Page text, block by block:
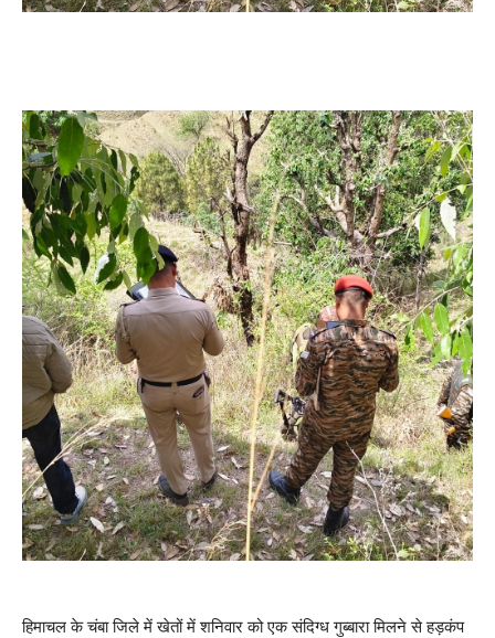
हिमाचल के चंबा जिले में खेतों में शनिवार को एक संदिग्ध गुब्बारा मिलने से हड़कंप